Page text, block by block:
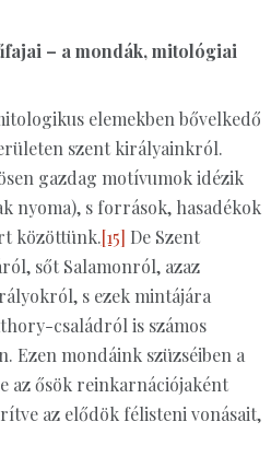
– a mondák, mitológiai
elemekben bővelkedő
szent királyainkról.
gazdag motívumok idézik
nyoma), s források, hasadékok
közöttünk.[15] De Szent
sőt Salamonról, azaz
s ezek mintájára
családról is számos
Ezen mondáink szüzséiben a
az ősök reinkarnációjaként
az elődök félisteni vonásait,